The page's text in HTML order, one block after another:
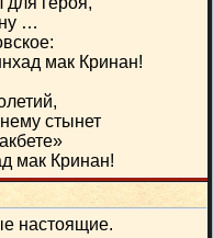
…
мак Кринан!
стынет
мак Кринан!
настоящие.